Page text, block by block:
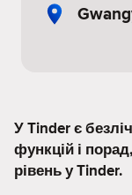
У Tinder є
функцій і
рівень у Tinder.